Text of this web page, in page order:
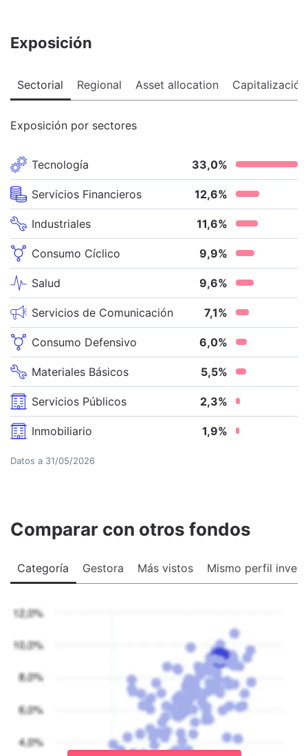
Exposición
Sectorial Regional Asset allocation Capitalización
Exposición por sectores
Tecnología 33,0%
Servicios Financieros 12,6%
Industriales 11,6%
Consumo Cíclico 9,9%
Salud 9,6%
Servicios de Comunicación 7,1%
Consumo Defensivo 6,0%
Materiales Básicos 5,5%
Servicios Públicos 2,3%
Inmobiliario 1,9%
Datos a 31/05/2026
Comparar con otros fondos
Categoría Gestora Más vistos Mismo perfil